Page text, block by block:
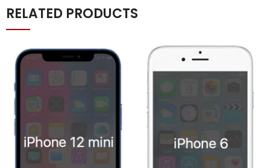
RELATED PRODUCTS